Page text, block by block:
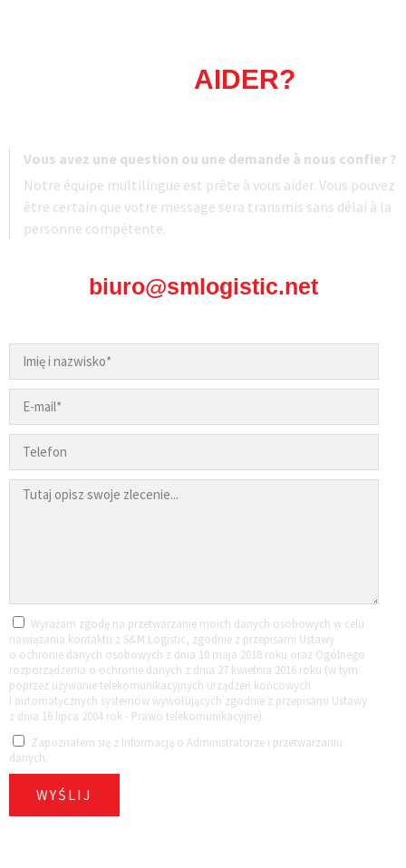
AIDER?
Vous avez une question ou une demande à nous confier ?
Notre équipe multilingue est prête à vous aider. Vous pouvez
être certain que votre message sera transmis sans délai à la
personne compétente.
biuro@smlogistic.net
Wyrażam zgodę na przetwarzanie moich danych osobowych w celu
nawiązania kontaktu z S&M Logistic, zgodnie z przepisami Ustawy
o ochronie danych osobowych z dnia 10 maja 2018 roku oraz Ogólnego
rozporządzenia o ochronie danych z dnia 27 kwietnia 2016 roku (w tym
poprzez używanie telekomunikacyjnych urządzeń końcowych
i automatycznych systemów wywołujących zgodnie z przepisami Ustawy
z dnia 16 lipca 2004 rok - Prawo telekomunikacyjne).
Zapoznałem się z Informacją o Administratorze i przetwarzaniu
danych.
WYŚLIJ